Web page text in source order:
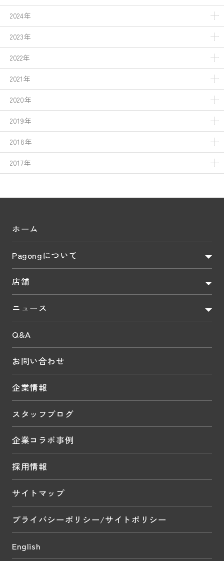
2024年
2023年
2022年
2021年
2020年
2019年
2018年
2017年
ホーム
Pagongについて
店舗
ニュース
Q&A
お問い合わせ
企業情報
スタッフブログ
企業コラボ事例
採用情報
サイトマップ
プライバシーポリシー/サイトポリシー
English